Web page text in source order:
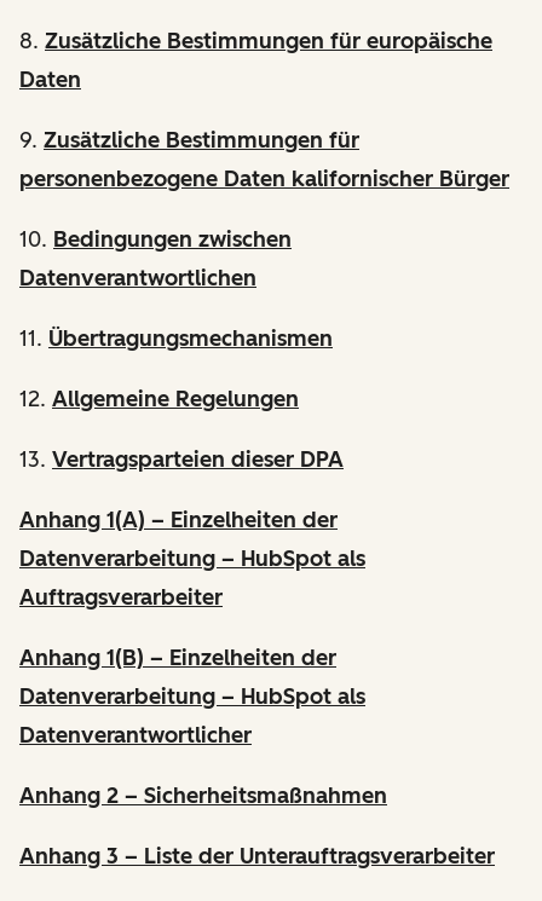
8. Zusätzliche Bestimmungen für europäische
Daten
9. Zusätzliche Bestimmungen für
personenbezogene Daten kalifornischer Bürger
10. Bedingungen zwischen
Datenverantwortlichen
11. Übertragungsmechanismen
12. Allgemeine Regelungen
13. Vertragsparteien dieser DPA
Anhang 1(A) – Einzelheiten der
Datenverarbeitung – HubSpot als
Auftragsverarbeiter
Anhang 1(B) – Einzelheiten der
Datenverarbeitung – HubSpot als
Datenverantwortlicher
Anhang 2 – Sicherheitsmaßnahmen
Anhang 3 – Liste der Unterauftragsverarbeiter